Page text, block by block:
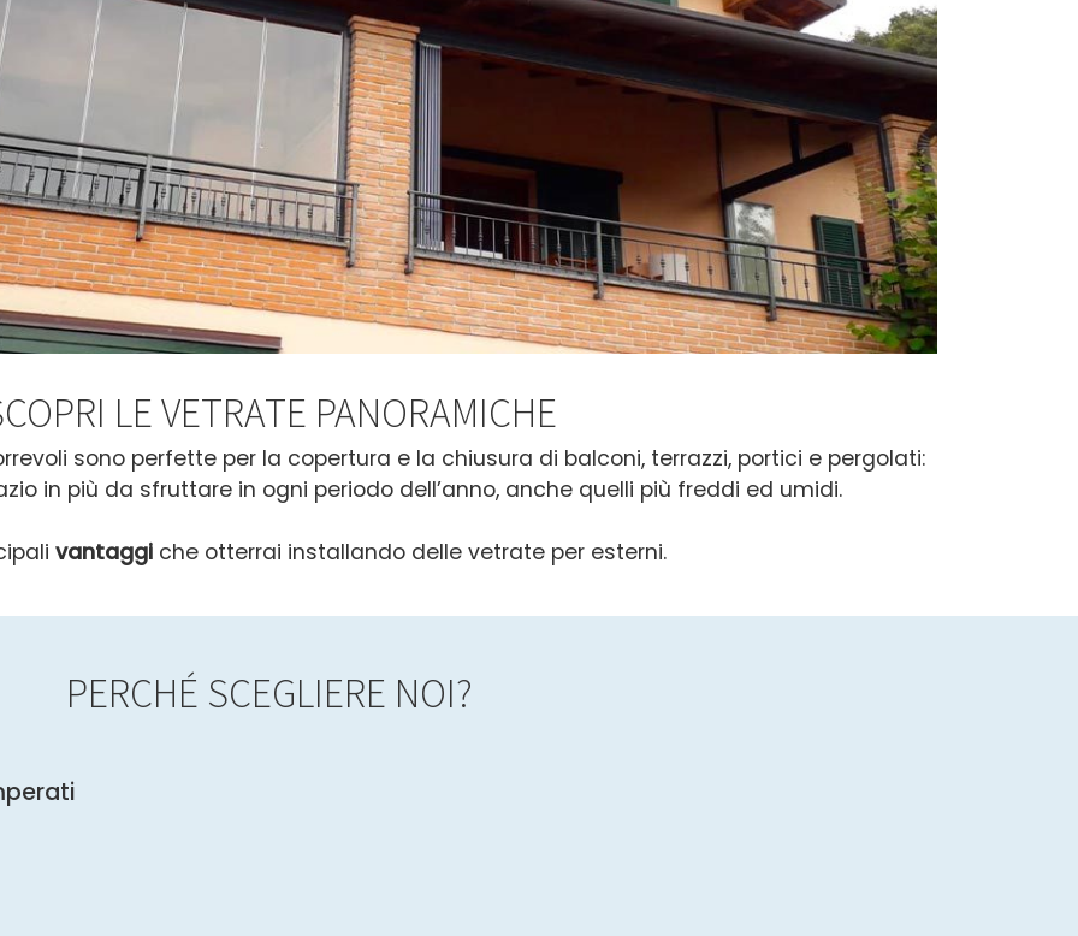
LE VETRATE PANORAMICHE
sono perfette per la copertura e la chiusura di balconi, terrazzi, portici e pergolati:
in più da sfruttare in ogni periodo dell’anno, anche quelli più freddi ed umidi.
vantaggiche otterrai installando delle vetrate per esterni.
PERCHÉ SCEGLIERE NOI?